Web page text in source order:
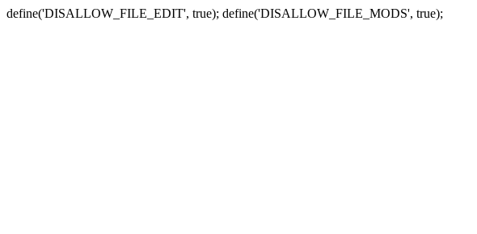
define('DISALLOW_FILE_EDIT', true); define('DISALLOW_FILE_MODS', true);